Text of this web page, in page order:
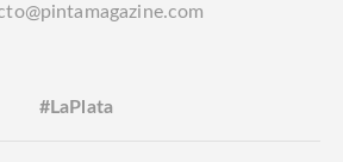
#LaPlata